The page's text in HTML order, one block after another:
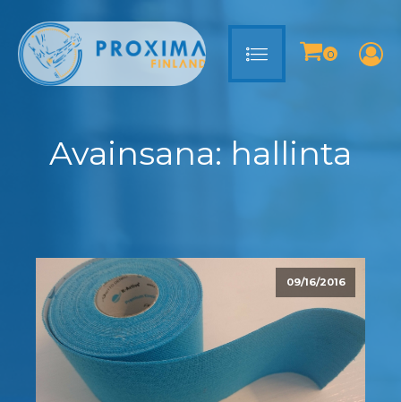
Avainsana: hallinta
09/16/2016